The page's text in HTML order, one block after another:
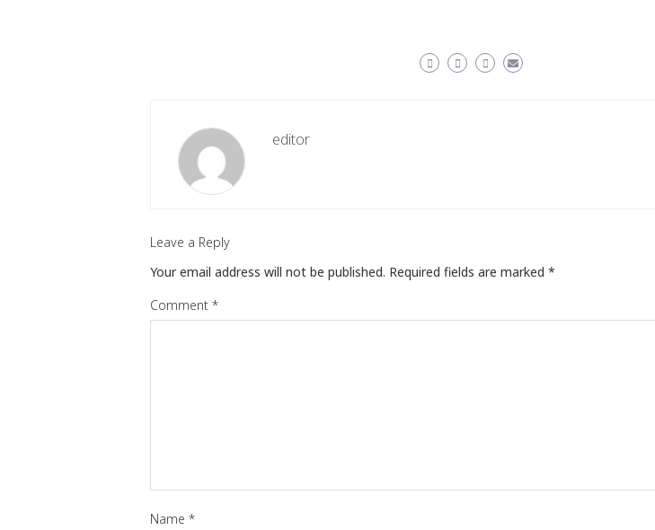
editor
Leave a Reply
Your email address will not be published. Required fields are marked *
Comment *
Name *